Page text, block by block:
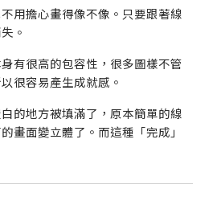
用擔心畫得像不像。只要跟著線
。
有很高的包容性，很多圖樣不管
很容易產生成就感。
的地方被填滿了，原本簡單的線
畫面變立體了。而這種「完成」